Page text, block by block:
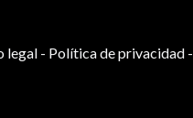
legal - Política de privacidad -